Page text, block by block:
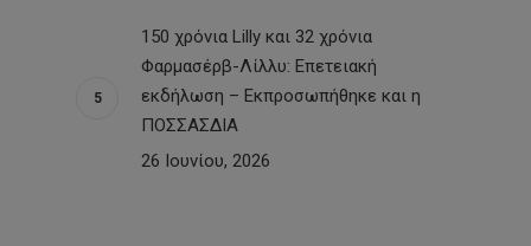
150 χρόνια Lilly και 32 χρόνια
Φαρμασέρβ-Λίλλυ: Eπετειακή
εκδήλωση – Εκπροσωπήθηκε και η
ΠΟΣΣΑΣΔΙΑ
26 Ιουνίου, 2026